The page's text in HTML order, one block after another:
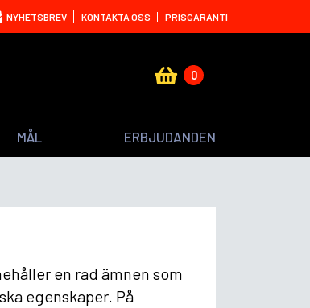
NYHETSBREV KONTAKTA OSS PRISGARANTI
0
MÅL ERBJUDANDEN
en rad ämnen som
egenskaper. På